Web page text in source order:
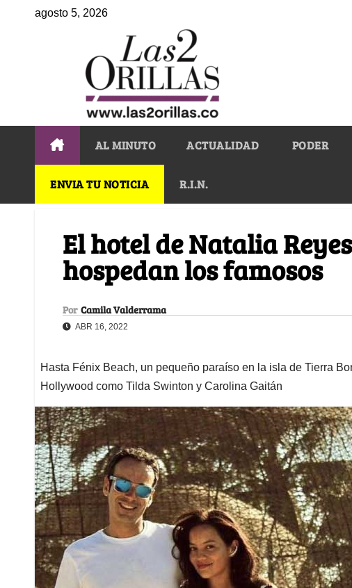
agosto 5, 2026
AL MINUTO ACTUALIDAD PODER
ENVIA TU NOTICIA R.I.N.
El hotel de Natalia
hospedan los famosos
Por Camila Valderrama
ABR 16, 2022
Hasta Fénix Beach, un pequeño paraíso en la isla de Tierra
Hollywood como Tilda Swinton y Carolina Gaitán